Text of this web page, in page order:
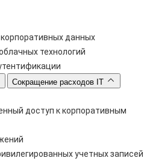
данных
технологий
Сокращение расходов IT
доступ к корпоративным
учетных записей